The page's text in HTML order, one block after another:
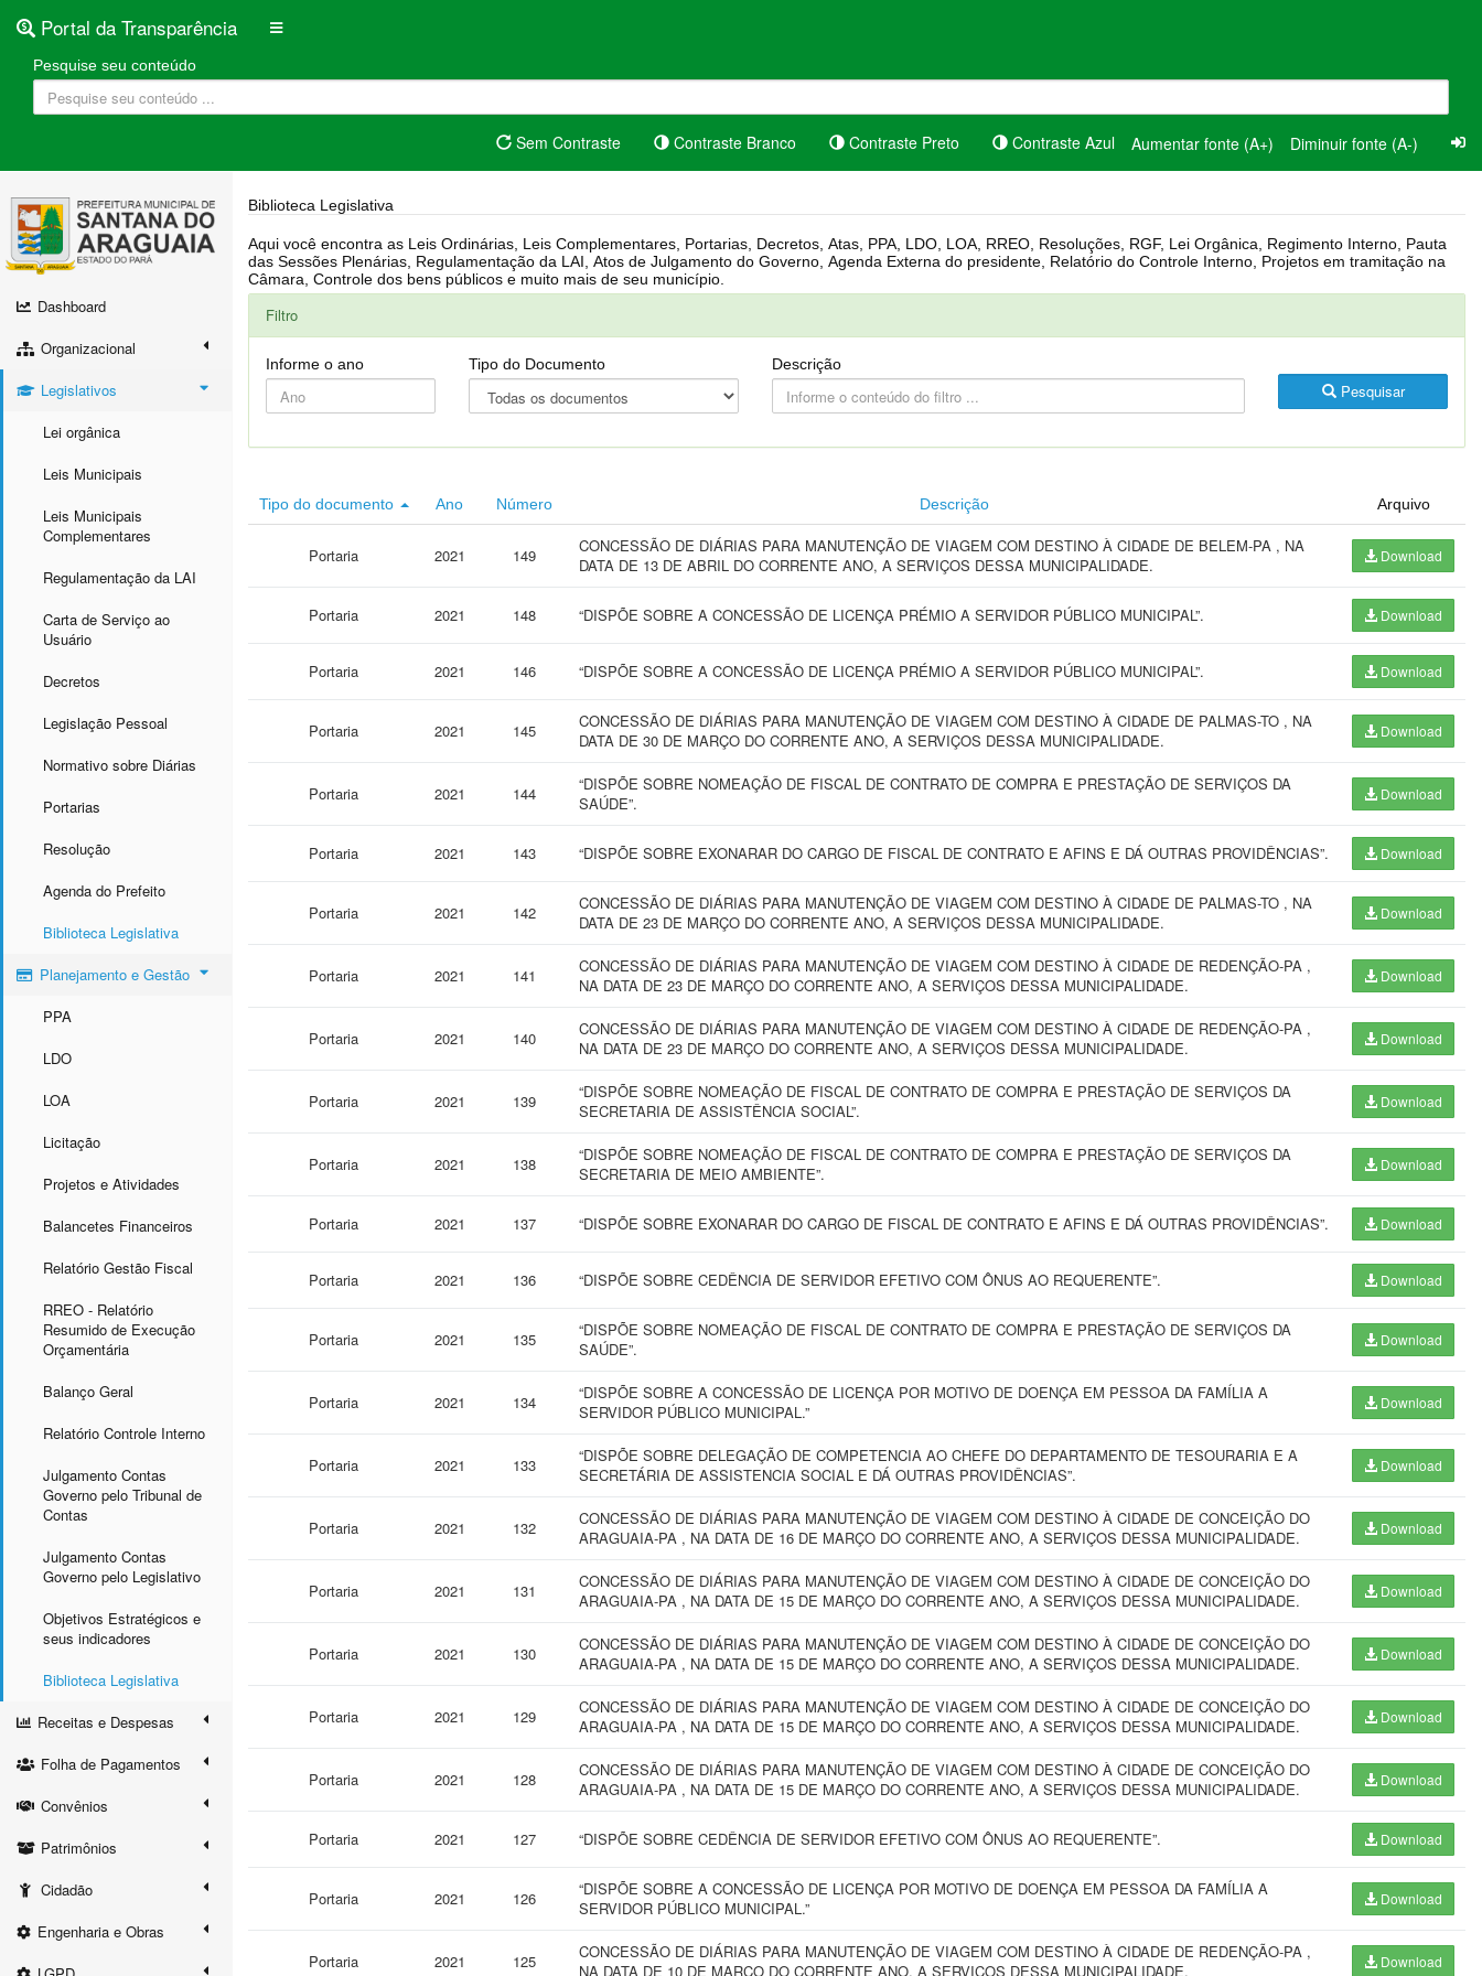
Portal da Transparência
Pesquise seu conteúdo
Sem Contraste Contraste Branco Contraste Preto Contraste Azul Aumentar fonte (A+) Diminuir fonte (A-)
Dashboard
Organizacional
Legislativos
Lei orgânica
Leis Municipais
Leis Municipais
Complementares
Regulamentação da LAI
Carta de Serviço ao
Usuário
Decretos
Legislação Pessoal
Normativo sobre Diárias
Portarias
Resolução
Agenda do Prefeito
Biblioteca Legislativa
Planejamento e Gestão
PPA
LDO
LOA
Licitação
Projetos e Atividades
Balancetes Financeiros
Relatório Gestão Fiscal
RREO - Relatório
Resumido de Execução
Orçamentária
Balanço Geral
Relatório Controle Interno
Julgamento Contas
Governo pelo Tribunal de
Contas
Julgamento Contas
Governo pelo Legislativo
Objetivos Estratégicos e
seus indicadores
Biblioteca Legislativa
Receitas e Despesas
Folha de Pagamentos
Convênios
Patrimônios
Cidadão
Engenharia e Obras
Biblioteca Legislativa
Aqui você encontra as Leis Ordinárias, Leis Complementares, Portarias, Decretos, Atas, PPA, LDO, LOA, RREO, Resoluções, RGF, Lei Orgânica, Regimento Interno, Pauta
das Sessões Plenárias, Regulamentação da LAI, Atos de Julgamento do Governo, Agenda Externa do presidente, Relatório do Controle Interno, Projetos em tramitação na
Câmara, Controle dos bens públicos e muito mais de seu município.
Filtro
Informe o ano Tipo do Documento Descrição
Pesquisar
Tipo do documento Ano Número Descrição Arquivo
Portaria 2021 149
CONCESSÃO DE DIÁRIAS PARA MANUTENÇÃO DE VIAGEM COM DESTINO À CIDADE DE BELEM-PA , NA
DATA DE 13 DE ABRIL DO CORRENTE ANO, A SERVIÇOS DESSA MUNICIPALIDADE.
Download
Portaria 2021 148 “DISPÕE SOBRE A CONCESSÃO DE LICENÇA PRÉMIO A SERVIDOR PÚBLICO MUNICIPAL”. Download
Portaria 2021 146 “DISPÕE SOBRE A CONCESSÃO DE LICENÇA PRÉMIO A SERVIDOR PÚBLICO MUNICIPAL”. Download
Portaria 2021 145
CONCESSÃO DE DIÁRIAS PARA MANUTENÇÃO DE VIAGEM COM DESTINO À CIDADE DE PALMAS-TO , NA
DATA DE 30 DE MARÇO DO CORRENTE ANO, A SERVIÇOS DESSA MUNICIPALIDADE.
Download
Portaria 2021 144
“DISPÕE SOBRE NOMEAÇÃO DE FISCAL DE CONTRATO DE COMPRA E PRESTAÇÃO DE SERVIÇOS DA
SAÚDE”.
Download
Portaria 2021 143 “DISPÕE SOBRE EXONARAR DO CARGO DE FISCAL DE CONTRATO E AFINS E DÁ OUTRAS PROVIDÊNCIAS”. Download
Portaria 2021 142
CONCESSÃO DE DIÁRIAS PARA MANUTENÇÃO DE VIAGEM COM DESTINO À CIDADE DE PALMAS-TO , NA
DATA DE 23 DE MARÇO DO CORRENTE ANO, A SERVIÇOS DESSA MUNICIPALIDADE.
Download
Portaria 2021 141
CONCESSÃO DE DIÁRIAS PARA MANUTENÇÃO DE VIAGEM COM DESTINO À CIDADE DE REDENÇÃO-PA ,
NA DATA DE 23 DE MARÇO DO CORRENTE ANO, A SERVIÇOS DESSA MUNICIPALIDADE.
Download
Portaria 2021 140
CONCESSÃO DE DIÁRIAS PARA MANUTENÇÃO DE VIAGEM COM DESTINO À CIDADE DE REDENÇÃO-PA ,
NA DATA DE 23 DE MARÇO DO CORRENTE ANO, A SERVIÇOS DESSA MUNICIPALIDADE.
Download
Portaria 2021 139
“DISPÕE SOBRE NOMEAÇÃO DE FISCAL DE CONTRATO DE COMPRA E PRESTAÇÃO DE SERVIÇOS DA
SECRETARIA DE ASSISTÊNCIA SOCIAL”.
Download
Portaria 2021 138
“DISPÕE SOBRE NOMEAÇÃO DE FISCAL DE CONTRATO DE COMPRA E PRESTAÇÃO DE SERVIÇOS DA
SECRETARIA DE MEIO AMBIENTE”.
Download
Portaria 2021 137 “DISPÕE SOBRE EXONARAR DO CARGO DE FISCAL DE CONTRATO E AFINS E DÁ OUTRAS PROVIDÊNCIAS”. Download
Portaria 2021 136 “DISPÕE SOBRE CEDÊNCIA DE SERVIDOR EFETIVO COM ÔNUS AO REQUERENTE”. Download
Portaria 2021 135
“DISPÕE SOBRE NOMEAÇÃO DE FISCAL DE CONTRATO DE COMPRA E PRESTAÇÃO DE SERVIÇOS DA
SAÚDE”.
Download
Portaria 2021 134
“DISPÕE SOBRE A CONCESSÃO DE LICENÇA POR MOTIVO DE DOENÇA EM PESSOA DA FAMÍLIA A
SERVIDOR PÚBLICO MUNICIPAL.”
Download
Portaria 2021 133
“DISPÕE SOBRE DELEGAÇÃO DE COMPETENCIA AO CHEFE DO DEPARTAMENTO DE TESOURARIA E A
SECRETÁRIA DE ASSISTENCIA SOCIAL E DÁ OUTRAS PROVIDÊNCIAS”.
Download
Portaria 2021 132
CONCESSÃO DE DIÁRIAS PARA MANUTENÇÃO DE VIAGEM COM DESTINO À CIDADE DE CONCEIÇÃO DO
ARAGUAIA-PA , NA DATA DE 16 DE MARÇO DO CORRENTE ANO, A SERVIÇOS DESSA MUNICIPALIDADE.
Download
Portaria 2021 131
CONCESSÃO DE DIÁRIAS PARA MANUTENÇÃO DE VIAGEM COM DESTINO À CIDADE DE CONCEIÇÃO DO
ARAGUAIA-PA , NA DATA DE 15 DE MARÇO DO CORRENTE ANO, A SERVIÇOS DESSA MUNICIPALIDADE.
Download
Portaria 2021 130
CONCESSÃO DE DIÁRIAS PARA MANUTENÇÃO DE VIAGEM COM DESTINO À CIDADE DE CONCEIÇÃO DO
ARAGUAIA-PA , NA DATA DE 15 DE MARÇO DO CORRENTE ANO, A SERVIÇOS DESSA MUNICIPALIDADE.
Download
Portaria 2021 129
CONCESSÃO DE DIÁRIAS PARA MANUTENÇÃO DE VIAGEM COM DESTINO À CIDADE DE CONCEIÇÃO DO
ARAGUAIA-PA , NA DATA DE 15 DE MARÇO DO CORRENTE ANO, A SERVIÇOS DESSA MUNICIPALIDADE.
Download
Portaria 2021 128
CONCESSÃO DE DIÁRIAS PARA MANUTENÇÃO DE VIAGEM COM DESTINO À CIDADE DE CONCEIÇÃO DO
ARAGUAIA-PA , NA DATA DE 15 DE MARÇO DO CORRENTE ANO, A SERVIÇOS DESSA MUNICIPALIDADE.
Download
Portaria 2021 127 “DISPÕE SOBRE CEDÊNCIA DE SERVIDOR EFETIVO COM ÔNUS AO REQUERENTE”. Download
Portaria 2021 126
“DISPÕE SOBRE A CONCESSÃO DE LICENÇA POR MOTIVO DE DOENÇA EM PESSOA DA FAMÍLIA A
SERVIDOR PÚBLICO MUNICIPAL.”
Download
Portaria 2021 125
CONCESSÃO DE DIÁRIAS PARA MANUTENÇÃO DE VIAGEM COM DESTINO À CIDADE DE REDENÇÃO-PA ,
NA DATA DE 10 DE MARÇO DO CORRENTE ANO, A SERVIÇOS DESSA MUNICIPALIDADE.
Download